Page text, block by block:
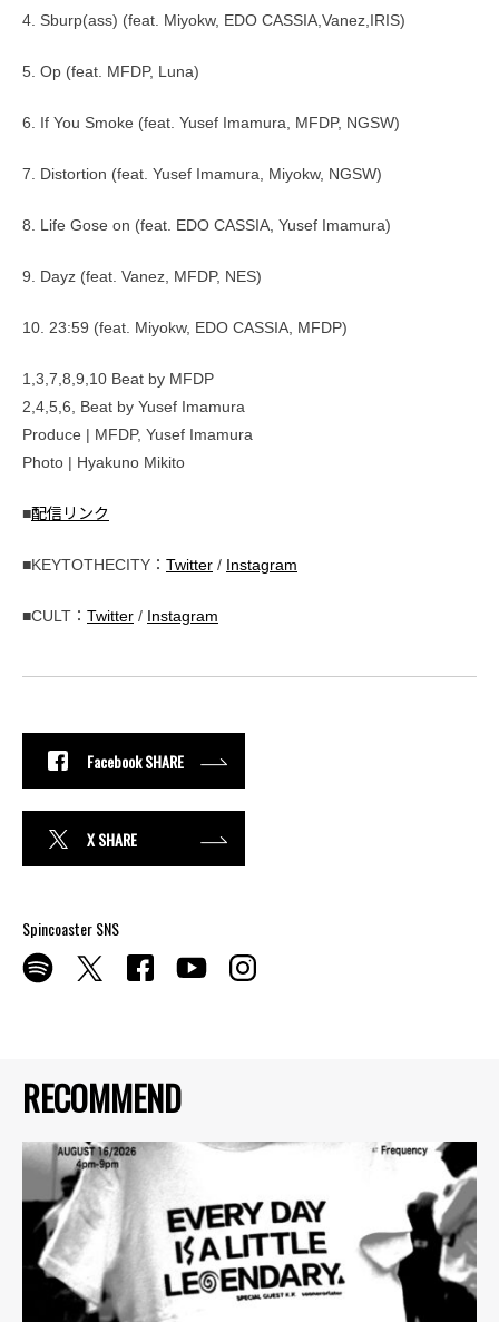
RECOMMEND
4. Sburp(ass) (feat. Miyokw, EDO CASSIA,Vanez,IRIS)
5. Op (feat. MFDP, Luna)
6. If You Smoke (feat. Yusef Imamura, MFDP, NGSW)
7. Distortion (feat. Yusef Imamura, Miyokw, NGSW)
8. Life Gose on (feat. EDO CASSIA, Yusef Imamura)
9. Dayz (feat. Vanez, MFDP, NES)
10. 23:59 (feat. Miyokw, EDO CASSIA, MFDP)
1,3,7,8,9,10 Beat by MFDP
2,4,5,6, Beat by Yusef Imamura
Produce | MFDP, Yusef Imamura
Photo | Hyakuno Mikito
■配信リンク
■KEYTOTHECITY： Twitter / Instagram
■CULT： Twitter / Instagram
Facebook SHARE
X SHARE
Spincoaster SNS